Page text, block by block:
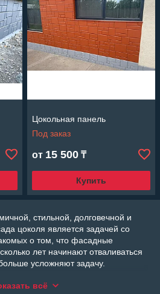
Цокольная панель
Под заказ
от 15 500 ₸
Купить
стильной, долговечной и
цоколя является задачей со
о том, что фасадные
лет начинают отваливаться
усложняют задачу.
новое эффективное решение
всё